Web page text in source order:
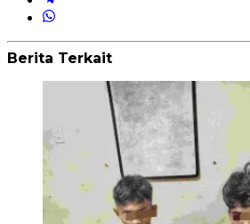
Berita Terkait